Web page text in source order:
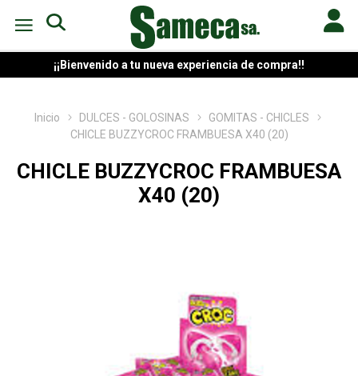
¡¡Bienvenido a tu nueva experiencia de compra!!
Inicio DULCES - GOLOSINAS
GOMITAS - CHICLES
CHICLE BUZZYCROC FRAMBUESA X40 (20)
CHICLE BUZZYCROC FRAMBUESA
X40 (20)